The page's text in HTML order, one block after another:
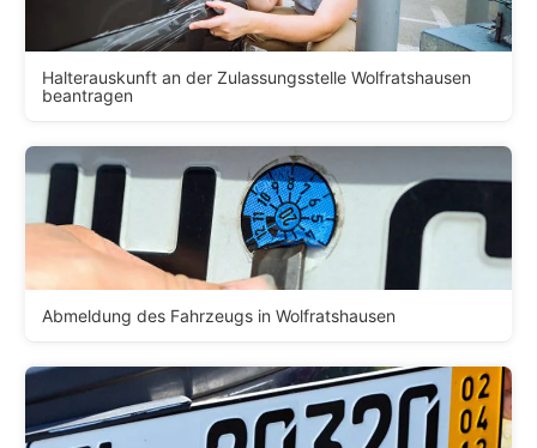
Halterauskunft an der Zulassungsstelle Wolfratshausen
beantragen
Abmeldung des Fahrzeugs in Wolfratshausen